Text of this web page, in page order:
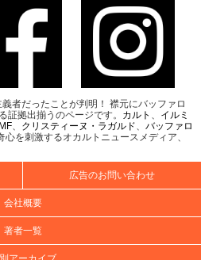
者だったことが判明！ 襟元にバッファロ
拠出揃うのページです。 カルト
イルミ
クリスティーヌ・ラガルド
バッファロ
を刺激するオカルトニュースメディア、
広告のお問い合わせ
会社概要
著者一覧